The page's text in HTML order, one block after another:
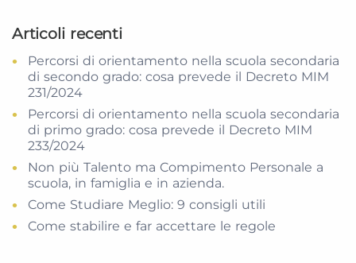
Articoli recenti
Percorsi di orientamento nella scuola secondaria
di secondo grado: cosa prevede il Decreto MIM
231/2024
Percorsi di orientamento nella scuola secondaria
di primo grado: cosa prevede il Decreto MIM
233/2024
Non più Talento ma Compimento Personale a
scuola, in famiglia e in azienda.
Come Studiare Meglio: 9 consigli utili
Come stabilire e far accettare le regole